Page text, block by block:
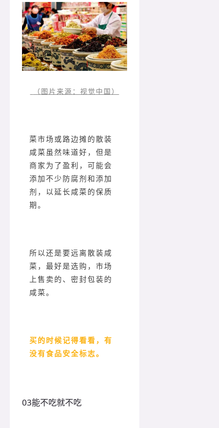
（图片来源：视觉中国）
菜市场或路边摊的散装
咸菜虽然味道好，但是
商家为了盈利，可能会
添加不少防腐剂和添加
剂，以延长咸菜的保质
期。
所以还是要远离散装咸
菜，最好是选购，市场
上售卖的、密封包装的
咸菜。
买的时候记得看看，有
没有食品安全标志。
03能不吃就不吃